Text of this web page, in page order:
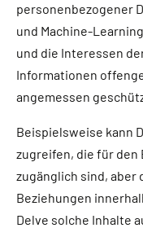
personenbezogener
und Machine-
und die Interessen
Informationen
angemessen
Beispielsweise kann
zugreifen, die für
zugänglich sind, aber
Beziehungen
Delve solche Inhalte